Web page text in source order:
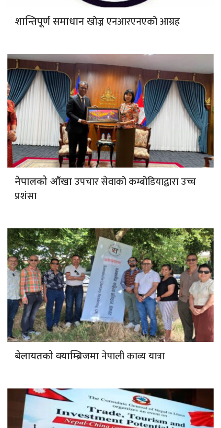
शान्तिपूर्ण समाधानखोज्न एनआरएनएको आग्रह
नेपालको आँखाउपचार सेवाको कम्बोडियाद्वारा उच्च
प्रशंसा
बेलायतको क्याम्ब्रिजमानेपाली काव्य यात्रा